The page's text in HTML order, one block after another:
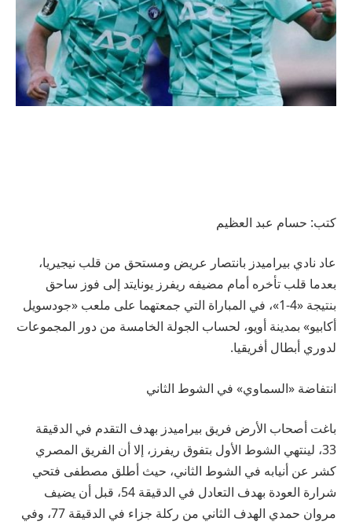
كتب: حسام عبد العظيم
عاد نادي بيراميدز بانتصار عريض ومستحق من قلب نيجيريا،
بعدما قلب تأخره أمام مضيفه ريفرز يونايتد إلى فوز ساحق
بنتيجة «4-1»، في المباراة التي جمعتهما على ملعب «جودسويل
أكابيو» بمدينة أويو، لحساب الجولة الخامسة من دور المجموعات
لدوري أبطال أفريقيا.
انتفاضة «السماوي» في الشوط الثاني
باغت أصحاب الأرض فريق بيراميدز بهدف التقدم في الدقيقة
33، لينتهي الشوط الأول بتفوق ريفرز، إلا أن الفريق المصري
كشر عن أنيابه في الشوط الثاني، حيث أطلق مصطفى فتحي
شرارة العودة بهدف التعادل في الدقيقة 54، قبل أن يضيف
مروان حمدي الهدف الثاني من ركلة جزاء في الدقيقة 77، وفي